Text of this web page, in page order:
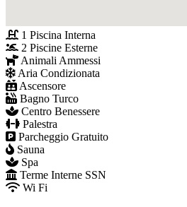
1 Piscina Interna
2 Piscine Esterne
Animali Ammessi
Aria Condizionata
Ascensore
Bagno Turco
Centro Benessere
Palestra
Parcheggio Gratuito
Sauna
Spa
Terme Interne SSN
Wi Fi